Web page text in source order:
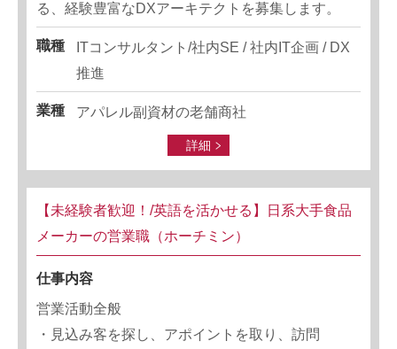
る、経験豊富なDXアーキテクトを募集します。
職種
ITコンサルタント/社内SE / 社内IT企画 / DX
推進
業種 アパレル副資材の老舗商社
詳細
【未経験者歓迎！/英語を活かせる】日系大手食品
メーカーの営業職（ホーチミン）
仕事内容
営業活動全般
・見込み客を探し、アポイントを取り、訪問